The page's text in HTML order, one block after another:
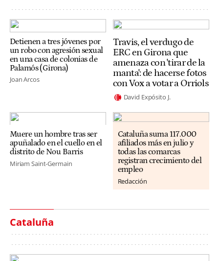
Detienen a tres jóvenes por
un robo con agresión sexual
en una casa de colonias de
Palamós (Girona)
Joan Arcos
Travis, el verdugo de
ERC en Girona que
amenaza con 'tirar de la
manta': de hacerse fotos
con Vox a votar a Orriols
David Expósito J.
Muere un hombre tras ser
apuñalado en el cuello en el
distrito de Nou Barris
Miriam Saint-Germain
Cataluña suma 117.000
afiliados más en julio y
todas las comarcas
registran crecimiento del
empleo
Redacción
Cataluña